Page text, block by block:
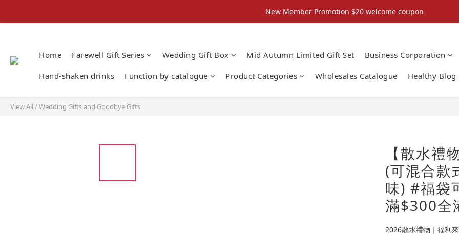
New Member Promotion $20 welcome coupon
New Member Promotion $20 welcome coupon
📦折後付款滿$300免運費 （香港、澳門）
New Member Promotion $20 welcome coupon
Home Farewell Gift Series Wedding Gift Box Mid Autumn Limited Gift Set Business Corporation
Hand-shaken drinks Function by catalogue Product Categories Wholesales Catalogue Healthy Blog
View All/Wedding Gifts and Goodbye Gifts
【散水禮
(可混合款
味) #福袋
滿$300全
2026散水禮物｜福利